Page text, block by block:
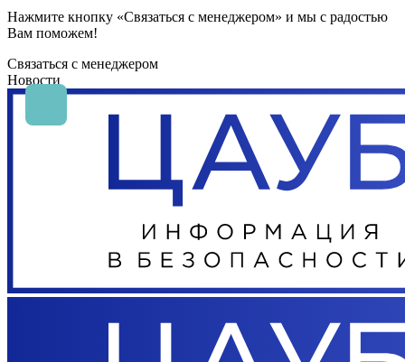
Нажмите кнопку «Связаться с менеджером» и мы с радостью
Вам поможем!
Связаться с менеджером
Новости